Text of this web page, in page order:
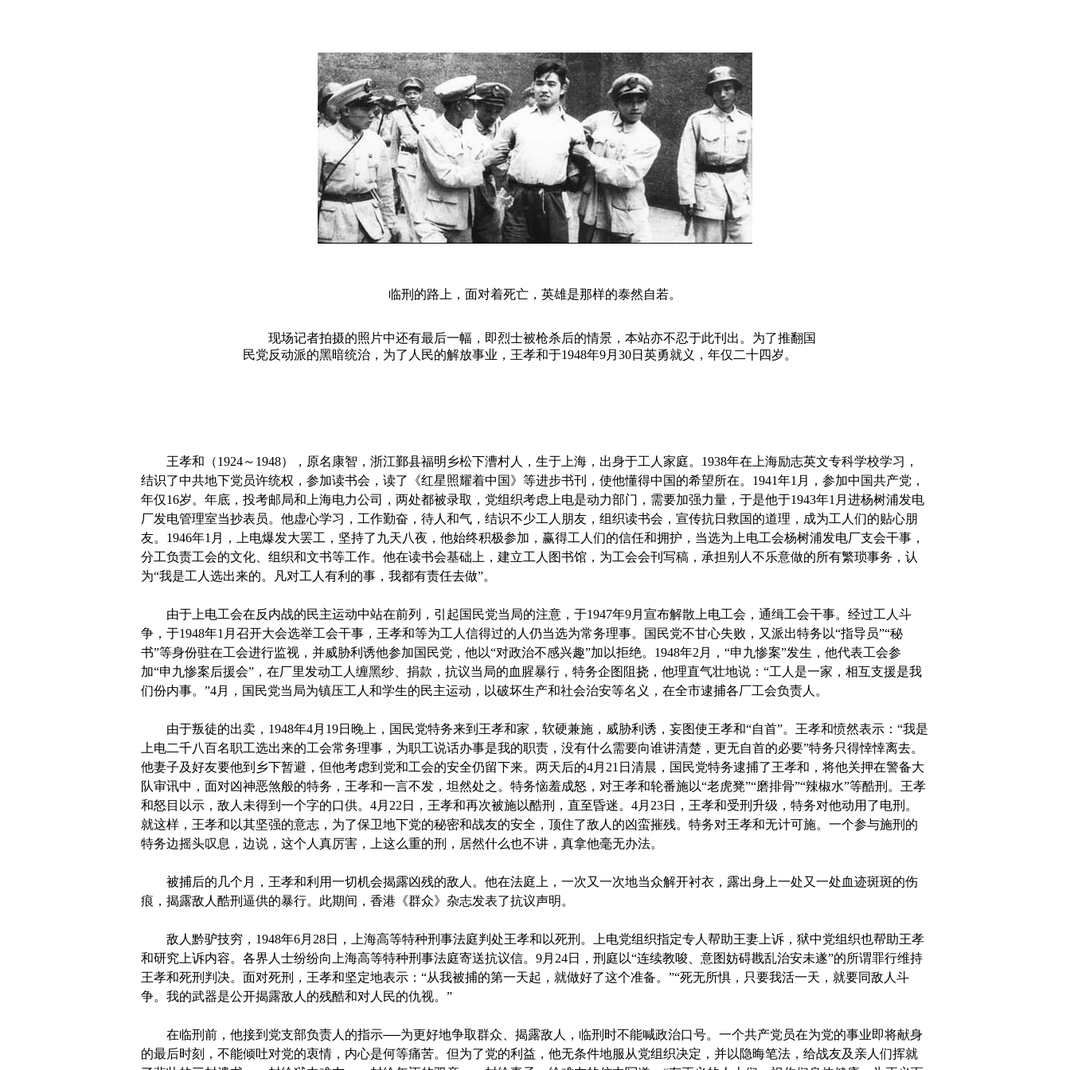
临刑的路上，面对着死亡，英雄是那样的泰然自若。
现场记者拍摄的照片中还有最后一幅，即烈士被枪杀后的情景，本站亦不忍于此刊出。为了推翻国
民党反动派的黑暗统治，为了人民的解放事业，王孝和于1948年9月30日英勇就义，年仅二十四岁。
王孝和（1924～1948），原名康智，浙江鄞县福明乡松下漕村人，生于上海，出身于工人家庭。1938年在上海励志英文专科学校学习，
结识了中共地下党员许统权，参加读书会，读了《红星照耀着中国》等进步书刊，使他懂得中国的希望所在。1941年1月，参加中国共产党，
年仅16岁。年底，投考邮局和上海电力公司，两处都被录取，党组织考虑上电是动力部门，需要加强力量，于是他于1943年1月进杨树浦发电
厂发电管理室当抄表员。他虚心学习，工作勤奋，待人和气，结识不少工人朋友，组织读书会，宣传抗日救国的道理，成为工人们的贴心朋
友。1946年1月，上电爆发大罢工，坚持了九天八夜，他始终积极参加，赢得工人们的信任和拥护，当选为上电工会杨树浦发电厂支会干事，
分工负责工会的文化、组织和文书等工作。他在读书会基础上，建立工人图书馆，为工会会刊写稿，承担别人不乐意做的所有繁琐事务，认
为“我是工人选出来的。凡对工人有利的事，我都有责任去做”。
由于上电工会在反内战的民主运动中站在前列，引起国民党当局的注意，于1947年9月宣布解散上电工会，通缉工会干事。经过工人斗
争，于1948年1月召开大会选举工会干事，王孝和等为工人信得过的人仍当选为常务理事。国民党不甘心失败，又派出特务以“指导员”“秘
书”等身份驻在工会进行监视，并威胁利诱他参加国民党，他以“对政治不感兴趣”加以拒绝。1948年2月，“申九惨案”发生，他代表工会参
加“申九惨案后援会”，在厂里发动工人缠黑纱、捐款，抗议当局的血腥暴行，特务企图阻挠，他理直气壮地说：“工人是一家，相互支援是我
们份内事。”4月，国民党当局为镇压工人和学生的民主运动，以破坏生产和社会治安等名义，在全市逮捕各厂工会负责人。
由于叛徒的出卖，1948年4月19日晚上，国民党特务来到王孝和家，软硬兼施，威胁利诱，妄图使王孝和“自首”。王孝和愤然表示：“我是
上电二千八百名职工选出来的工会常务理事，为职工说话办事是我的职责，没有什么需要向谁讲清楚，更无自首的必要”特务只得悻悻离去。
他妻子及好友要他到乡下暂避，但他考虑到党和工会的安全仍留下来。两天后的4月21日清晨，国民党特务逮捕了王孝和，将他关押在警备大
队审讯中，面对凶神恶煞般的特务，王孝和一言不发，坦然处之。特务恼羞成怒，对王孝和轮番施以“老虎凳”“磨排骨”“辣椒水”等酷刑。王孝
和怒目以示，敌人未得到一个字的口供。4月22日，王孝和再次被施以酷刑，直至昏迷。4月23日，王孝和受刑升级，特务对他动用了电刑。
就这样，王孝和以其坚强的意志，为了保卫地下党的秘密和战友的安全，顶住了敌人的凶蛮摧残。特务对王孝和无计可施。一个参与施刑的
特务边摇头叹息，边说，这个人真厉害，上这么重的刑，居然什么也不讲，真拿他毫无办法。
被捕后的几个月，王孝和利用一切机会揭露凶残的敌人。他在法庭上，一次又一次地当众解开衬衣，露出身上一处又一处血迹斑斑的伤
痕，揭露敌人酷刑逼供的暴行。此期间，香港《群众》杂志发表了抗议声明。
敌人黔驴技穷，1948年6月28日，上海高等特种刑事法庭判处王孝和以死刑。上电党组织指定专人帮助王妻上诉，狱中党组织也帮助王孝
和研究上诉内容。各界人士纷纷向上海高等特种刑事法庭寄送抗议信。9月24日，刑庭以“连续教唆、意图妨碍戡乱治安未遂”的所谓罪行维持
王孝和死刑判决。面对死刑，王孝和坚定地表示：“从我被捕的第一天起，就做好了这个准备。”“死无所惧，只要我活一天，就要同敌人斗
争。我的武器是公开揭露敌人的残酷和对人民的仇视。”
在临刑前，他接到党支部负责人的指示──为更好地争取群众、揭露敌人，临刑时不能喊政治口号。一个共产党员在为党的事业即将献身
的最后时刻，不能倾吐对党的衷情，内心是何等痛苦。但为了党的利益，他无条件地服从党组织决定，并以隐晦笔法，给战友及亲人们挥就